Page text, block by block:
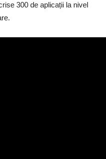
300 de aplicații la nivel